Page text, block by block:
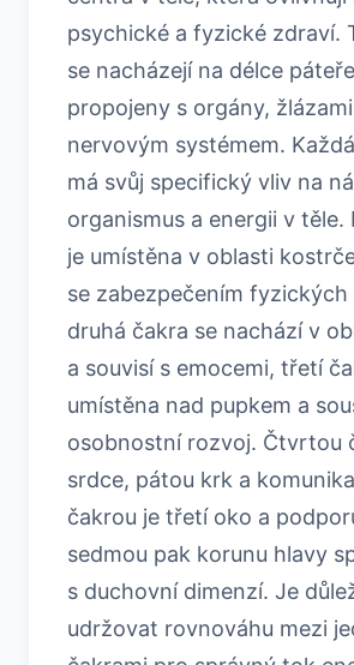
psychické a fyzické zdraví.
se nacházejí na délce
propojeny s orgány,
nervovým systémem.
má svůj specifický vliv na
organismus a energii v těle.
je umístěna v oblasti
se zabezpečením
druhá čakra se nachází v
a souvisí s emocemi, třetí
umístěna nad pupkem a
osobnostní rozvoj. Čtvrtou
srdce, pátou krk a
čakrou je třetí oko a
sedmou pak korunu hlavy
s duchovní dimenzí. Je
udržovat rovnováhu mezi